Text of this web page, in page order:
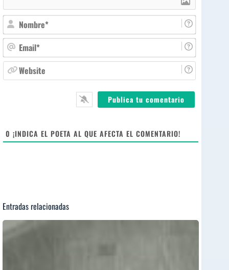
o
m
b
r
m
ie
0 ¡INDICA EL POETA AL QUE AFECTA EL COMENTARIO!
Entradas relacionadas